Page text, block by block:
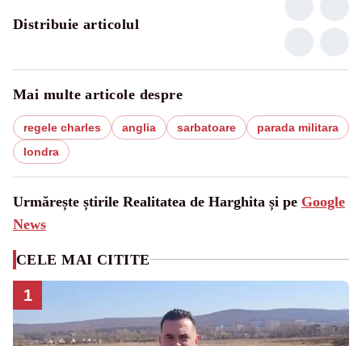
Distribuie articolul
Mai multe articole despre
regele charles anglia sarbatoare
parada militara
londra
Urmărește știrile Realitatea de Harghita și pe Google
News
CELE MAI CITITE
1